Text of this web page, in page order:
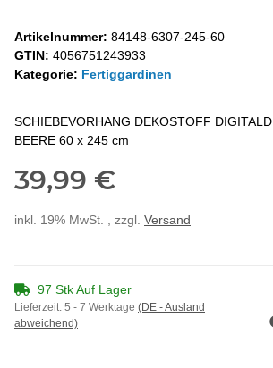
Artikelnummer: 84148-6307-245-60
GTIN: 4056751243933
Kategorie: Fertiggardinen
SCHIEBEVORHANG DEKOSTOFF
BEERE 60 x 245 cm
39,99 €
inkl. 19% MwSt. , zzgl. Versand
97 Stk Auf Lager
Lieferzeit: 5 - 7 Werktage (DE - Ausland
abweichend)